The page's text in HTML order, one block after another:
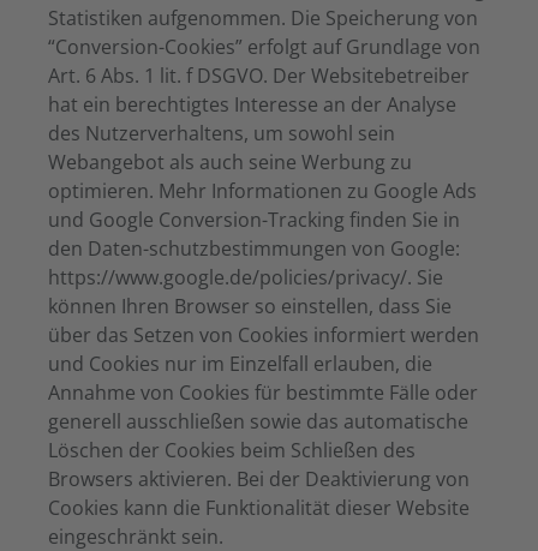
Statistiken aufgenommen. Die Speicherung von
“Conversion-Cookies” erfolgt auf Grundlage von
Art. 6 Abs. 1 lit. f DSGVO. Der Websitebetreiber
hat ein berechtigtes Interesse an der Analyse
des Nutzerverhaltens, um sowohl sein
Webangebot als auch seine Werbung zu
optimieren. Mehr Informationen zu Google Ads
und Google Conversion-Tracking finden Sie in
den Daten-schutzbestimmungen von Google:
https://www.google.de/policies/privacy/. Sie
können Ihren Browser so einstellen, dass Sie
über das Setzen von Cookies informiert werden
und Cookies nur im Einzelfall erlauben, die
Annahme von Cookies für bestimmte Fälle oder
generell ausschließen sowie das automatische
Löschen der Cookies beim Schließen des
Browsers aktivieren. Bei der Deaktivierung von
Cookies kann die Funktionalität dieser Website
eingeschränkt sein.